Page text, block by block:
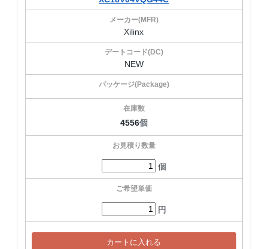
Xilinx
NEW
4556個
個
円
カートに入れる